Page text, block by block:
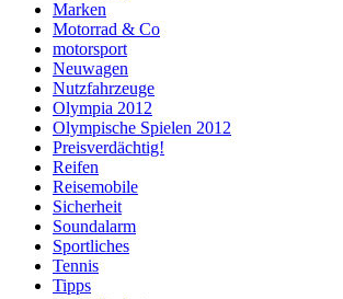
Marken
Motorrad & Co
motorsport
Neuwagen
Nutzfahrzeuge
Olympia 2012
Olympische Spielen 2012
Preisverdächtig!
Reifen
Reisemobile
Sicherheit
Soundalarm
Sportliches
Tennis
Tipps